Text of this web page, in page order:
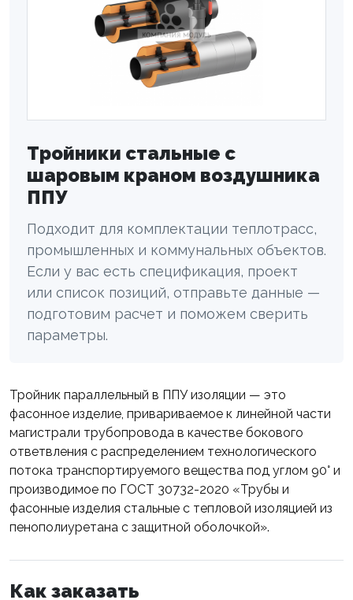
Тройники стальные с
шаровым краном воздушника
ППУ
Подходит для комплектации теплотрасс,
промышленных и коммунальных объектов.
Если у вас есть спецификация, проект
или список позиций, отправьте данные —
подготовим расчет и поможем сверить
параметры.
Тройник параллельный в ППУ изоляции — это
фасонное изделие, привариваемое к линейной части
магистрали трубопровода в качестве бокового
ответвления с распределением технологического
потока транспортируемого вещества под углом 90° и
производимое по ГОСТ 30732-2020 «Трубы и
фасонные изделия стальные с тепловой изоляцией из
пенополиуретана с защитной оболочкой».
Как заказать